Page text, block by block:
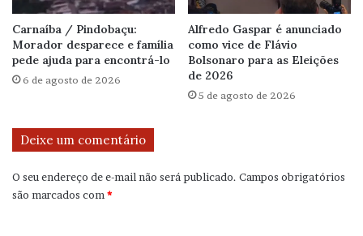
Carnaíba / Pindobaçu:
Morador desparece e família
pede ajuda para encontrá-lo
6 de agosto de 2026
Alfredo Gaspar é anunciado
como vice de Flávio
Bolsonaro para as Eleições
de 2026
5 de agosto de 2026
Deixe um comentário
O seu endereço de e-mail não será publicado. Campos obrigatórios
são marcados com *